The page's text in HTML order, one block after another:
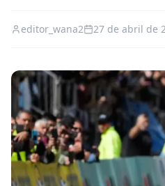
editor_wana2 27 de abril de